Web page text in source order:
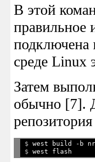
В этой
правильное
среде Linux
Затем
обычно [7].
$ west build -b
$